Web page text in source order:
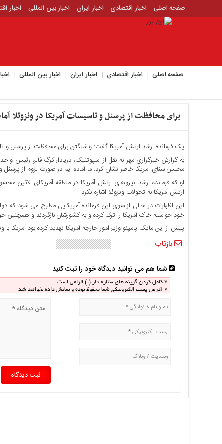
صفحه اصلی اخبار اقتصادی اخبار ایران اخبار بین المللی
اخبار
اخبار جدید
اخبار حوادث
صفحه اصلی اخبار اقتصادی اخبار ایران اخبار بین المللی
صفحه
اقتصادی
برای محافظت از پرسنل و تاسیسات آمریکا در ونزوئلا
یک فرمانده ارشد ارتش آمریکا گفت: واشنگتن برای محافظت از پرسنل و
به گزارش خبرگزاری مهر به نقل از اسپوتنیک، دریادار کرگ فالر، رئیس
مجلس سنای آمریکا خاطر نشان کرد: ما آماده ایم در صورت لزوم از پرسنل
او که فرمانده ارشد نیروهای ارتش آمریکا در منطقه آمریکای
ارتش آمریکا به تحولات ونزوئلا اشاره نکرد.
این اظهارات در حالی از سوی این فرمانده آمریکایی مطرح می شود که
خود خواسته خاک آمریکا را ترک کرده و به کشورشان بازگردند و همچنین
پیش از این مایک پامپئو وزیر امور خارجه آمریکا تهدید کرده بود آمریکا
بازتاب
شما هم می توانید دیدگاه خود را ثبت کنید
√ کامل کردن گزینه های ستاره دار (*) الزامی است
√ آدرس پست الکترونیکی شما محفوظ بوده و نمایش داده نخواهد شد